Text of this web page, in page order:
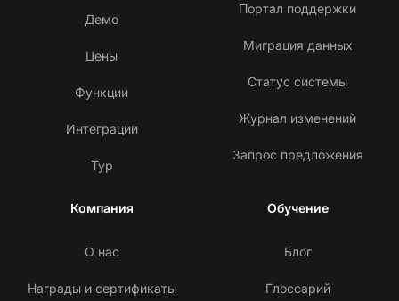
Демо
Цены
Функции
Интеграции
Тур
Портал поддержки
Миграция данных
Статус системы
Журнал изменений
Запрос предложения
Компания
О нас
Награды и сертификаты
Обучение
Блог
Глоссарий